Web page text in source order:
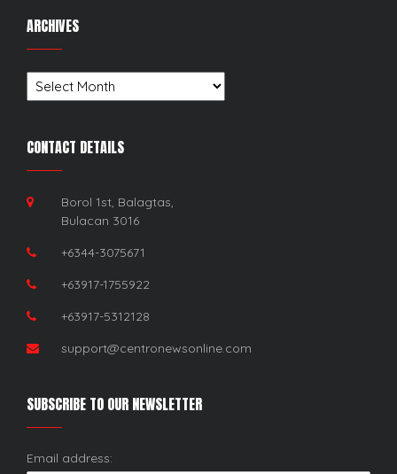
ARCHIVES
Archives
CONTACT DETAILS
Borol 1st, Balagtas,
Bulacan 3016
+6344-3075671
+63917-1755922
+63917-5312128
support@centronewsonline.com
SUBSCRIBE TO OUR NEWSLETTER
Email address: